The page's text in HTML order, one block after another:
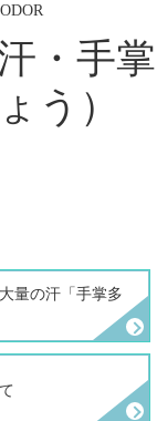
・手
う）
量の汗「手掌多